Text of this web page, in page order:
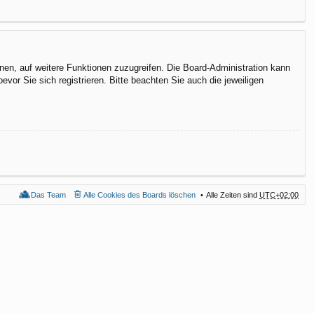
auf weitere Funktionen zuzugreifen. Die Board-Administration kann
Sie sich registrieren. Bitte beachten Sie auch die jeweiligen
Alle Zeiten sind UTC+02:00
Alle Cookies des Boards löschen
Das Team